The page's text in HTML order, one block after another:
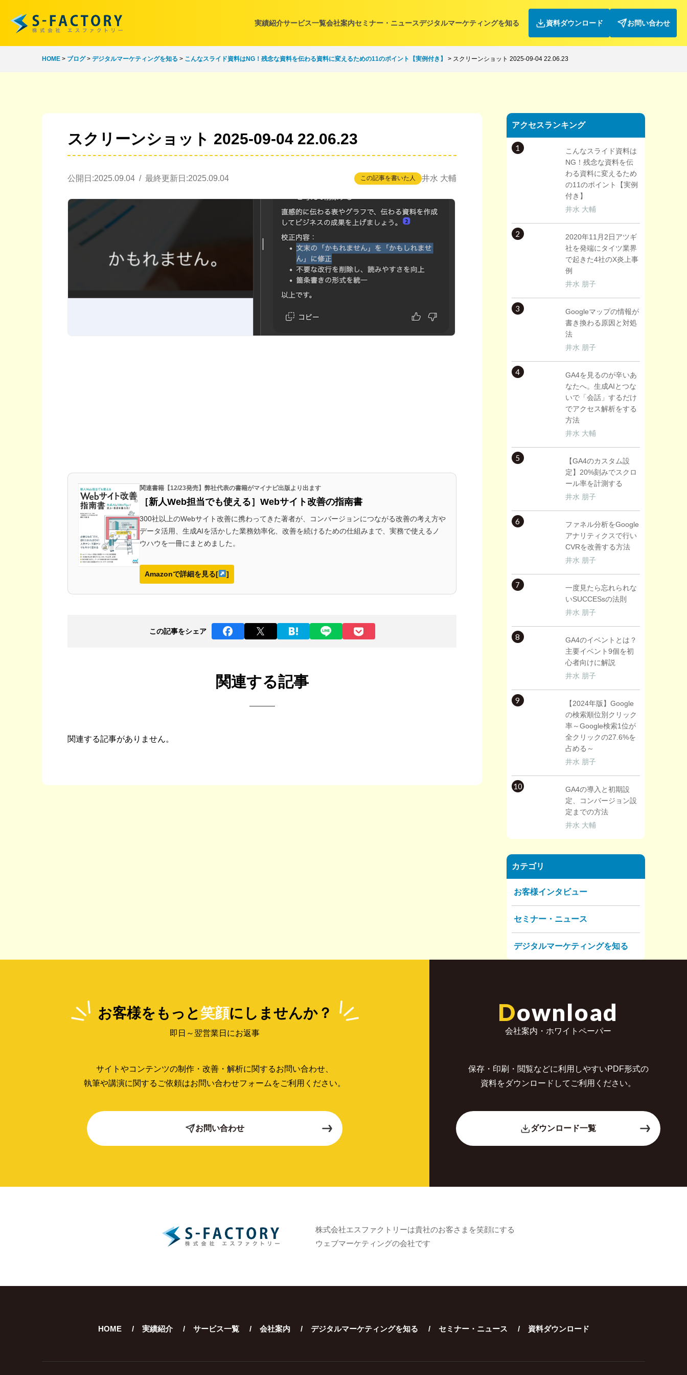
実績紹介サービス一覧会社案内セミナー・ニュースデジタルマーケティングを知る 資料ダウンロード お問い合わせ
HOME > ブログ> デジタルマーケティングを知る > こんなスライド資料はNG！残念な資料を伝わる資料に変えるための11のポイント【実例付き】 > スクリーンショット 2025-09-04 22.06.23
スクリーンショット 2025-09-04 22.06.23
公開日:2025.09.04 / 最終更新日:2025.09.04 この記事を書いた人 井水 大輔
関連書籍【12/23発売】弊社代表の書籍がマイナビ出版より出ます
［新人Web担当でも使える］Webサイト改善の指南書
300社以上のWebサイト改善に携わってきた著者が、コンバージョンにつながる改善の考え方や
データ活用、生成AIを活かした業務効率化、改善を続けるための仕組みまで、実務で使えるノ
ウハウを一冊にまとめました。
Amazonで詳細を見る[ ]
この記事をシェア
関連する記事
関連する記事がありません。
アクセスランキング
1
こんなスライド資料は
NG！残念な資料を伝
わる資料に変えるため
の11のポイント【実例
付き】
井水 大輔
2
2020年11月2日アツギ
社を発端にタイツ業界
で起きた4社のX炎上事
例
井水 朋子
3
Googleマップの情報が
書き換わる原因と対処
法
井水 朋子
4
GA4を見るのが辛いあ
なたへ。生成AIとつな
いで「会話」するだけ
でアクセス解析をする
方法
井水 大輔
5
【GA4のカスタム設
定】20%刻みでスクロ
ール率を計測する
井水 朋子
6
ファネル分析をGoogle
アナリティクスで行い
CVRを改善する方法
井水 朋子
7
一度見たら忘れられな
いSUCCESsの法則
井水 朋子
8
GA4のイベントとは？
主要イベント9個を初
心者向けに解説
井水 朋子
9
【2024年版】Google
の検索順位別クリック
率～Google検索1位が
全クリックの27.6%を
占める～
井水 朋子
10
GA4の導入と初期設
定、コンバージョン設
定までの方法
井水 大輔
カテゴリ
お客様インタビュー
セミナー・ニュース
デジタルマーケティングを知る
お客様をもっと笑顔にしませんか？
即日～翌営業日にお返事
サイトやコンテンツの制作・改善・解析に関するお問い合わせ、
執筆や講演に関するご依頼はお問い合わせフォームをご利用ください。
お問い合わせ
Download
会社案内・ホワイトペーパー
保存・印刷・閲覧などに利用しやすいPDF形式の
資料をダウンロードしてご利用ください。
ダウンロード一覧
株式会社エスファクトリーは貴社のお客さまを笑顔にする
ウェブマーケティングの会社です
HOME 実績紹介 サービス一覧 会社案内 デジタルマーケティングを知る セミナー・ニュース 資料ダウンロード